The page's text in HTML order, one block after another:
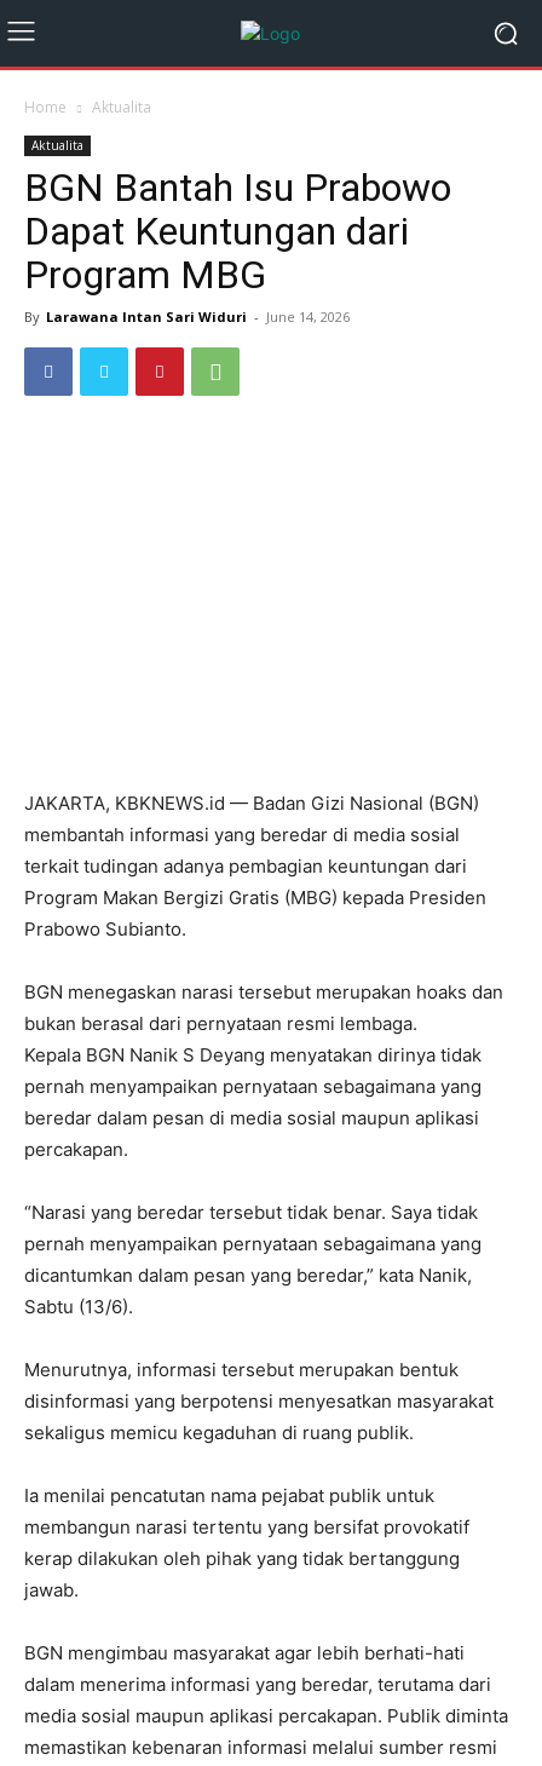
Home Aktualita
Aktualita
BGN Bantah Isu Prabowo
Dapat Keuntungan dari
Program MBG
By Larawana Intan Sari Widuri - June 14, 2026
JAKARTA, KBKNEWS.id — Badan Gizi Nasional (BGN)
membantah informasi yang beredar di media sosial
terkait tudingan adanya pembagian keuntungan dari
Program Makan Bergizi Gratis (MBG) kepada Presiden
Prabowo Subianto.
BGN menegaskan narasi tersebut merupakan hoaks dan
bukan berasal dari pernyataan resmi lembaga.
Kepala BGN Nanik S Deyang menyatakan dirinya tidak
pernah menyampaikan pernyataan sebagaimana yang
beredar dalam pesan di media sosial maupun aplikasi
percakapan.
“Narasi yang beredar tersebut tidak benar. Saya tidak
pernah menyampaikan pernyataan sebagaimana yang
dicantumkan dalam pesan yang beredar,” kata Nanik,
Sabtu (13/6).
Menurutnya, informasi tersebut merupakan bentuk
disinformasi yang berpotensi menyesatkan masyarakat
sekaligus memicu kegaduhan di ruang publik.
Ia menilai pencatutan nama pejabat publik untuk
membangun narasi tertentu yang bersifat provokatif
kerap dilakukan oleh pihak yang tidak bertanggung
jawab.
BGN mengimbau masyarakat agar lebih berhati-hati
dalam menerima informasi yang beredar, terutama dari
media sosial maupun aplikasi percakapan. Publik diminta
memastikan kebenaran informasi melalui sumber resmi